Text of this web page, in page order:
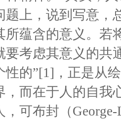
题上，说到写意，
所蕴含的意义。若
要考虑其意义的共
性的”[1]，正是从
，而在于人的自我
，可布封（